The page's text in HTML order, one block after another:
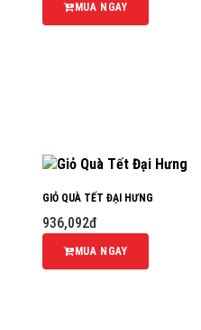
MUA NGAY
GIỎ QUÀ TẾT ĐẠI HƯNG
936,092đ
MUA NGAY